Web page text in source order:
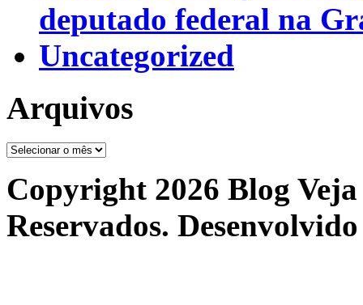
deputado federal na
Uncategorized
Arquivos
Arquivos
Copyright 2026 Blog
Reservados.